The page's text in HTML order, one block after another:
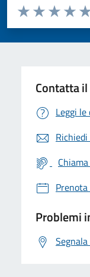
Valuta da 1 a 5 stelle
Valuta 3
Valuta 2
Valuta 1 stelle su
Contatta
Leggi
Problemi